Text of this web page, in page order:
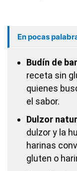
En pocas
Budín de
receta sin
quienes
el sabor.
Dulzor
dulzor y la
harinas
gluten o